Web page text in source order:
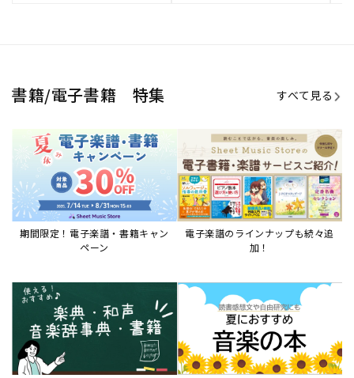
書籍/電子書籍 特集 すべて見る
期間限定！電子楽譜・書籍キャン
ペーン
電子楽譜のラインナップも続々追
加！